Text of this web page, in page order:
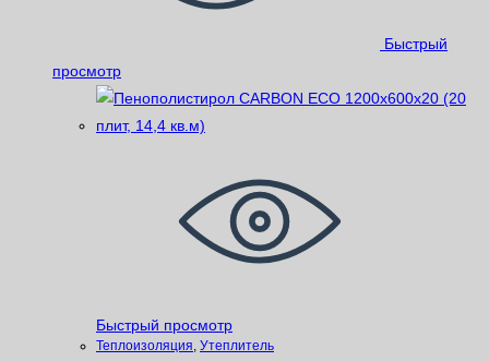
Быстрый
просмотр
Быстрый просмотр
Теплоизоляция, Утеплитель